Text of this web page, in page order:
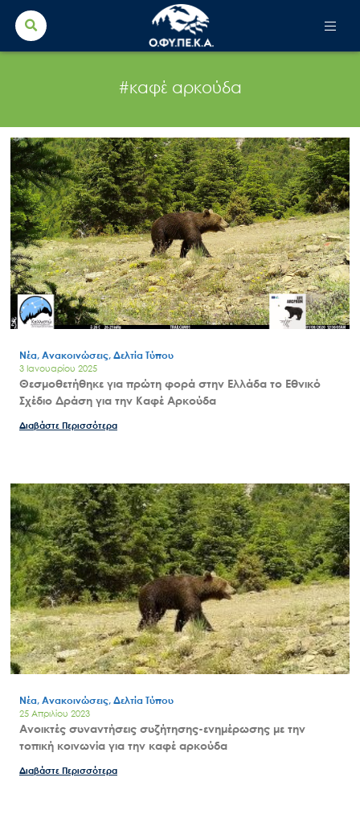
Search
for:
#καφέ αρκούδα
Νέα, Ανακοινώσεις, Δελτία Τύπου
3 Ιανουαρίου 2025
Θεσμοθετήθηκε για πρώτη φορά στην Ελλάδα το Εθνικό
Σχέδιο Δράση για την Καφέ Αρκούδα
Διαβάστε Περισσότερα
Νέα, Ανακοινώσεις, Δελτία Τύπου
25 Απριλίου 2023
Ανοικτές συναντήσεις συζήτησης-ενημέρωσης με την
τοπική κοινωνία για την καφέ αρκούδα
Διαβάστε Περισσότερα